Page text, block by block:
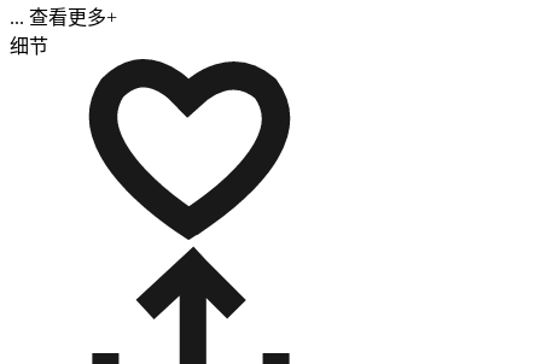
... 查看更多+
细节